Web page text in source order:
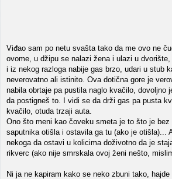
Viđao sam po netu svašta tako da me ovo ne
ovome, u džipu se nalazi žena i ulazi u
i iz nekog razloga nabije gas brzo, udari u stub
neverovatno ali istinito. Ova dotična gore je
nabila obrtaje pa pustila naglo kvačilo, dovoljno
da postigneš to. I vidi se da drži gas pa pusta
kvačilo, otuda trzaji auta.
Ono što meni kao čoveku smeta je to što je
saputnika otišla i ostavila ga tu (ako je otišla)...
nekoga da ostavi u kolicima doživotno da je
rikverc (ako nije smrskala ovoj ženi nešto,
Ni ja ne kapiram kako se neko zbuni tako,